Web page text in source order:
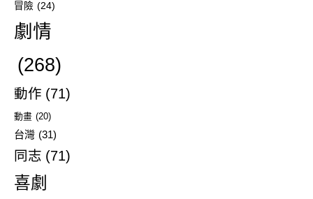
冒險 (24)
劇情
(268)
動作 (71)
動畫 (20)
台灣 (31)
同志 (71)
喜劇